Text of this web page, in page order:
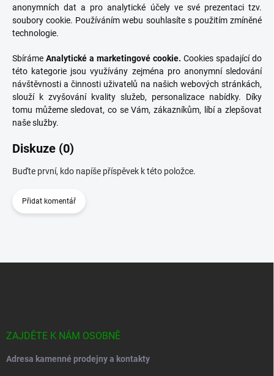
anonymních dat a pro analytické účely ve své prezentaci tzv.
soubory cookie. Používáním webu souhlasíte s použitím zmíněné
technologie.
Sbíráme Analytické a marketingové cookie. Cookies spadající do
této kategorie jsou využívány zejména pro anonymní sledování
návštěvnosti a činnosti uživatelů na našich webových stránkách,
slouží k zvyšování kvality služeb, personalizace nabídky. Díky
tomu můžeme sledovat, co se Vám, zákazníkům, líbí a zlepšovat
naše služby.
Diskuze (0)
Buďte první, kdo napíše příspěvek k této položce.
Přidat komentář
ZAJDĚTE K NÁM OSOBNĚ
Adresa kamenné prodejny a kontakty